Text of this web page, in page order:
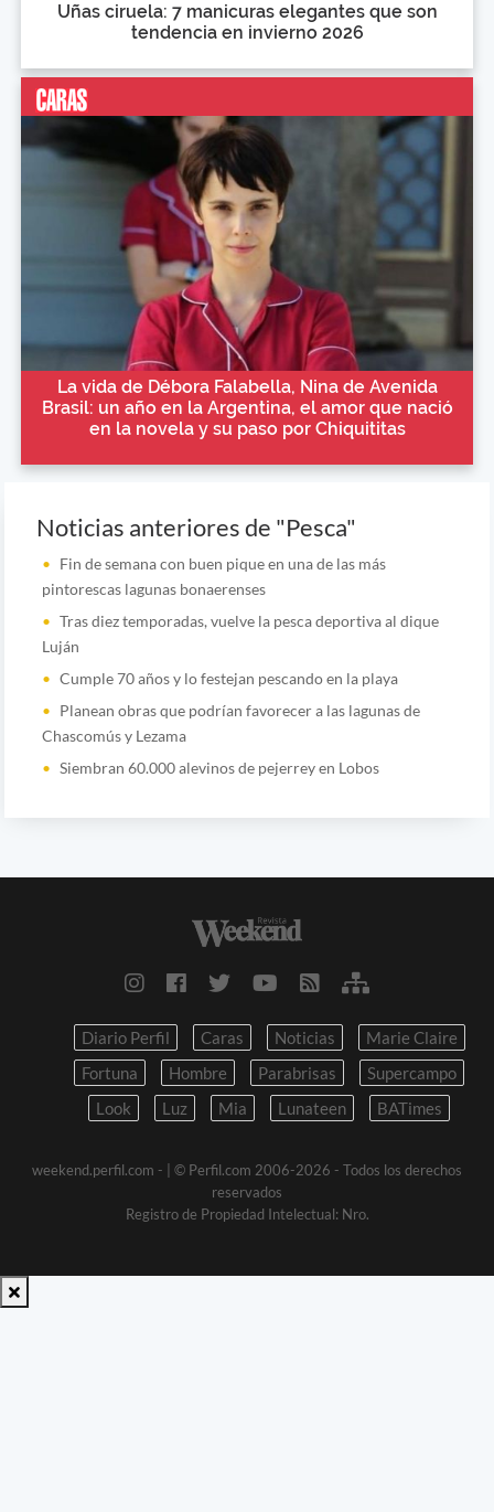
Uñas ciruela: 7 manicuras elegantes que son
tendencia en invierno 2026
La vida de Débora Falabella, Nina de Avenida
Brasil: un año en la Argentina, el amor que nació
en la novela y su paso por Chiquititas
Noticias anteriores de "Pesca"
Fin de semana con buen pique en una de las más
pintorescas lagunas bonaerenses
Tras diez temporadas, vuelve la pesca deportiva al dique
Luján
Cumple 70 años y lo festejan pescando en la playa
Planean obras que podrían favorecer a las lagunas de
Chascomús y Lezama
Siembran 60.000 alevinos de pejerrey en Lobos
Diario Perfil Caras Noticias
Marie Claire
Fortuna
Hombre Parabrisas
Supercampo
Look
Luz Mia Lunateen BATimes
weekend.perfil.com -
| © Perfil.com 2006-2026 - Todos los derechos
reservados
Registro de Propiedad Intelectual: Nro.